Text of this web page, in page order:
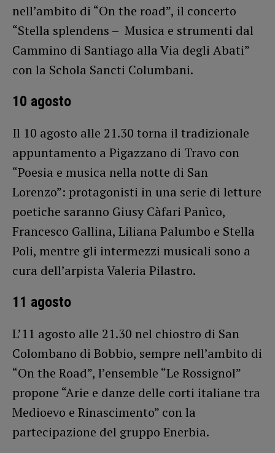
nell’ambito di “On the road”, il concerto
“Stella splendens – Musica e strumenti dal
Cammino di Santiago alla Via degli Abati”
con la Schola Sancti Columbani.
10 agosto
Il 10 agosto alle 21.30 torna il tradizionale
appuntamento a Pigazzano di Travo con
“Poesia e musica nella notte di San
Lorenzo”: protagonisti in una serie di letture
poetiche saranno Giusy Càfari Panìco,
Francesco Gallina, Liliana Palumbo e Stella
Poli, mentre gli intermezzi musicali sono a
cura dell’arpista Valeria Pilastro.
11 agosto
L’11 agosto alle 21.30 nel chiostro di San
Colombano di Bobbio, sempre nell’ambito di
“On the Road”, l’ensemble “Le Rossignol”
propone “Arie e danze delle corti italiane tra
Medioevo e Rinascimento” con la
partecipazione del gruppo Enerbia.